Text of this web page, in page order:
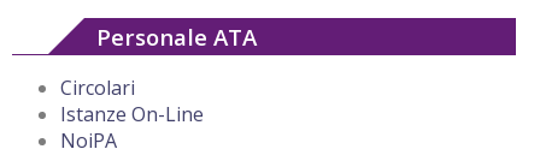
Personale ATA
Circolari
Istanze On-Line
NoiPA